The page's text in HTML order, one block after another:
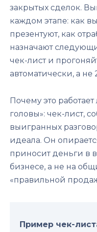
закрытых сделок.
каждом этапе: как
презентуют, как
назначают
чек-лист и
автоматически, а
Почему это
головы»: чек-лист,
выигранных
идеала. Он
приносит деньги в
бизнесе, а не на
«правильной
Пример чек-